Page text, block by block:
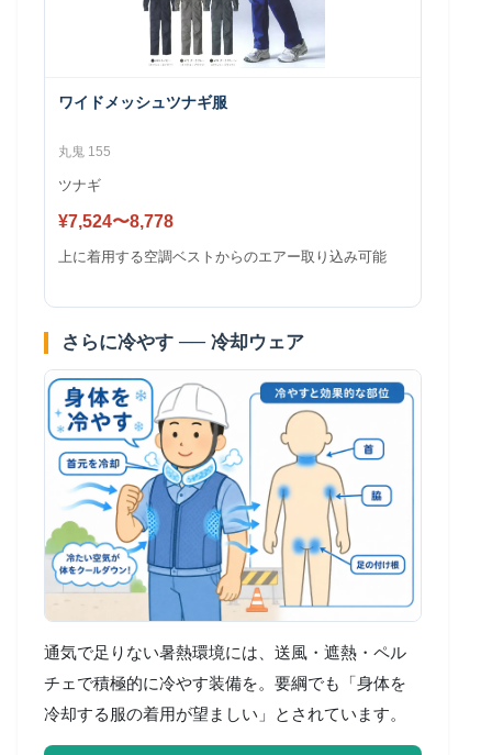
ワイドメッシュツナギ服
丸鬼 155
ツナギ
¥7,524〜8,778
上に着用する空調ベストからのエアー取り込み可能
さらに冷やす ── 冷却ウェア
通気で足りない暑熱環境には、送風・遮熱・ペル
チェで積極的に冷やす装備を。要綱でも「身体を
冷却する服の着用が望ましい」とされています。